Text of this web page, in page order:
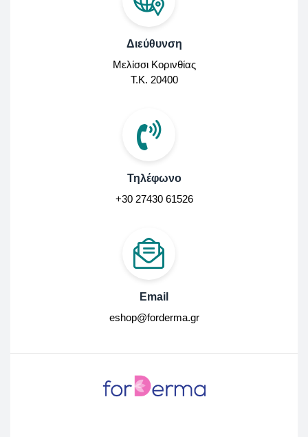
Διεύθυνση
Μελίσσι Κορινθίας
Τ.Κ. 20400
Τηλέφωνο
+30 27430 61526
Email
eshop@forderma.gr